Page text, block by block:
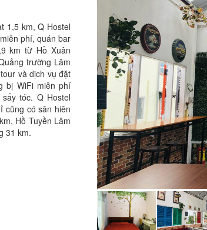
1,5 km, Q Hostel
phí, quán bar
km từ Hồ Xuân
trường Lâm
và dịch vụ đặt
bị WiFi miễn phí
tóc. Q Hostel
cũng có sân hiên
Hồ Tuyền Lâm
31 km.